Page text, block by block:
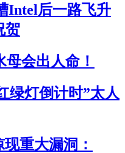
Intel后一路飞升
贺
会出人命！
绿灯倒计时”太人
重大漏洞：